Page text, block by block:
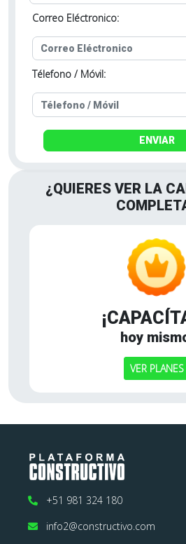
Correo Eléctronico:
Télefono / Móvil:
ENVIAR
¿QUIERES VER LA
hoy
VER PLANES
+51 981 324 180
info2@constructivo.com